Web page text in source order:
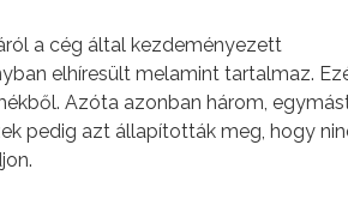
a cég által kezdeményezett
elhíresült melamint tartalmaz.
Azóta azonban három,
pedig azt állapították meg, hogy